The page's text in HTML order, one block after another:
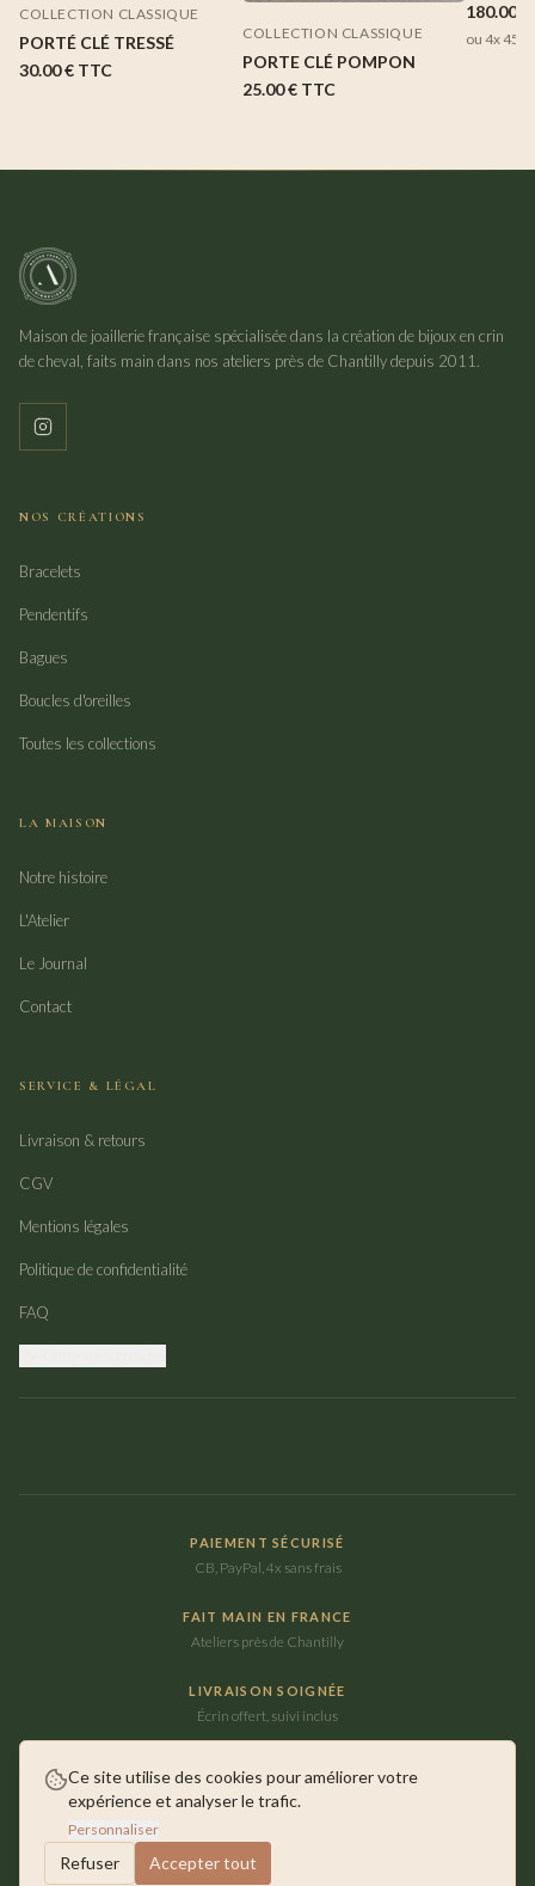
COLLECTION CLASSIQUE
PORTÉ CLÉ TRESSÉ
30.00 € TTC
COLLECTION CLASSIQUE
PORTE CLÉ POMPON
25.00 € TTC
180.00 €
ou 4x
Maison de joaillerie française spécialisée dans la création de bijoux en crin
de cheval, faits main dans nos ateliers près de Chantilly depuis 2011.
NOS CRÉATIONS
Bracelets
Pendentifs
Bagues
Boucles d'oreilles
Toutes les collections
LA MAISON
Notre histoire
L'Atelier
Le Journal
Contact
SERVICE & LÉGAL
Livraison & retours
CGV
Mentions légales
Politique de confidentialité
FAQ
PAIEMENT SÉCURISÉ
CB, PayPal, 4x sans frais
FAIT MAIN EN FRANCE
Ateliers près de Chantilly
LIVRAISON SOIGNÉE
Écrin offert, suivi inclus
Faits main près de Chantilly
Ce site utilise des cookies pour améliorer votre
expérience et analyser le trafic.
Personnaliser
Refuser Accepter tout